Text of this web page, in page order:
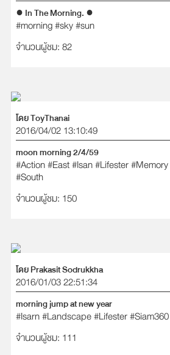
● In The Morning. ●
#morning#sky#sun
จำนวนผู้ชม: 82
โดย ToyThanai
2016/04/02 13:10:49
moon morning 2/4/59
#Action#East#Isan#Lifester#Memory
#South
จำนวนผู้ชม: 150
โดย Prakasit Sodrukkha
2016/01/03 22:51:34
morning jump at new year
#Isarn#Landscape#Lifester#Siam360
จำนวนผู้ชม: 111